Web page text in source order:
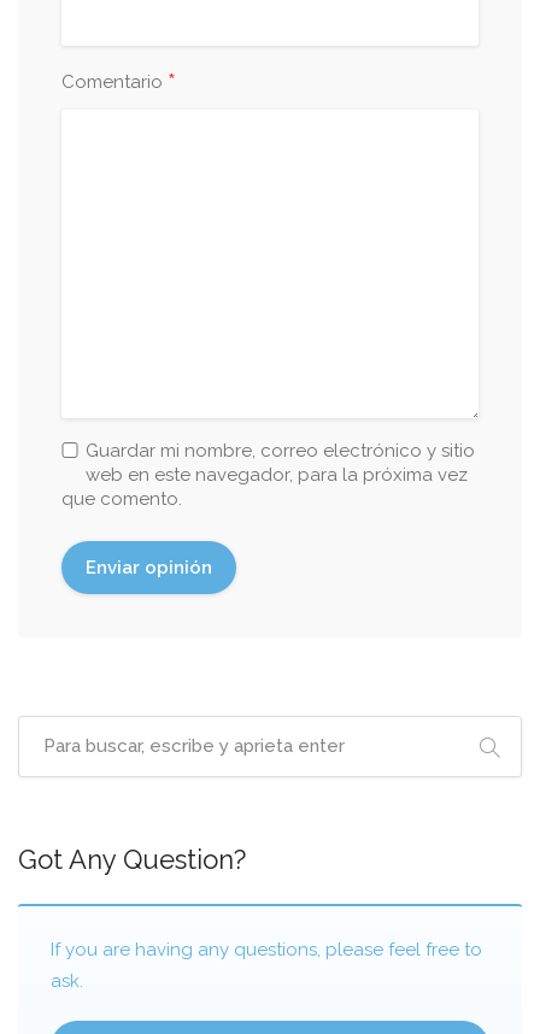
Comentario *
Guardar mi nombre, correo electrónico y sitio
web en este navegador, para la próxima vez
que comento.
Got Any Question?
If you are having any questions, please feel free to
ask.